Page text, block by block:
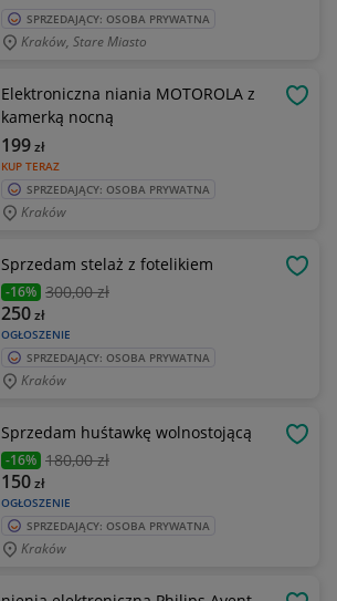
SPRZEDAJĄCY: OSOBA PRYWATNA
Kraków, Stare Miasto
Elektroniczna niania MOTOROLA z
kamerką nocną
KUP TERAZ
199zł
SPRZEDAJĄCY: OSOBA PRYWATNA
Kraków
Sprzedam stelaż z fotelikiem
-16% 300,00 zł
OGŁOSZENIE
250zł
SPRZEDAJĄCY: OSOBA PRYWATNA
Kraków
Sprzedam huśtawkę wolnostojącą
-16% 180,00 zł
OGŁOSZENIE
150zł
SPRZEDAJĄCY: OSOBA PRYWATNA
Kraków